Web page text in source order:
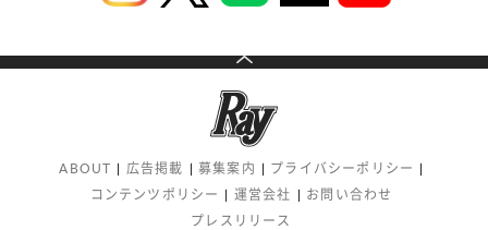
ABOUT 広告掲載 募集案内
プライバシーポリシー
コンテンツポリシー
運営会社
お問い合わせ
プレスリリース